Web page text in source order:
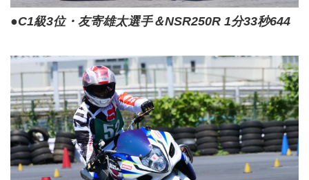
●C1級3位・友寄雄太選手＆NSR250R 1分33秒644